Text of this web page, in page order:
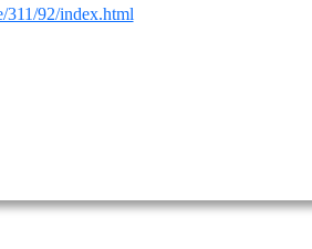
311/92/index.html